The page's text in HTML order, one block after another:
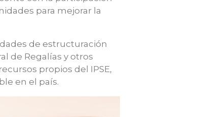
para mejorar la
de estructuración
de Regalías y otros
propios del IPSE,
en el país.